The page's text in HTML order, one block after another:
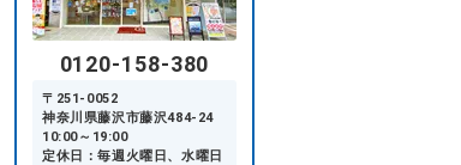
0120-158-380
〒251-0052
神奈川県藤沢市藤沢484-24
10:00～19:00
定休日：毎週火曜日、水曜日